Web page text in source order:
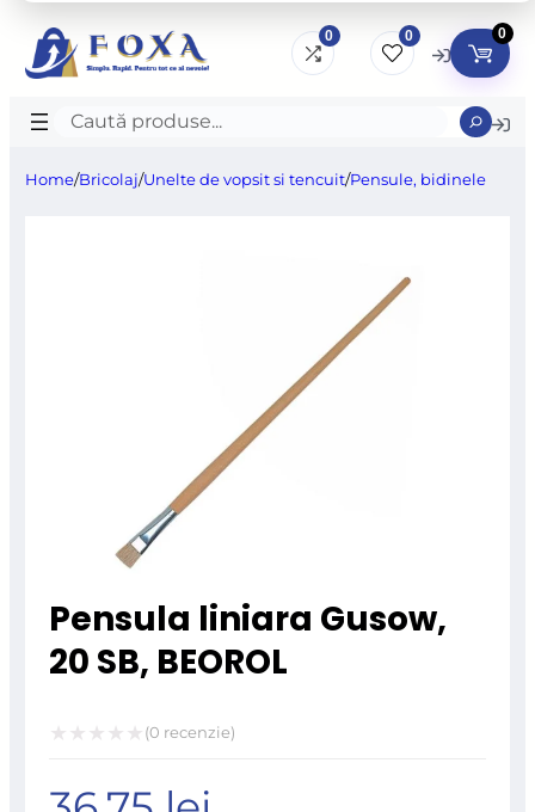
0 0 0
Caută
Home/Bricolaj/Unelte de vopsit si tencuit/Pensule, bidinele
Pensula liniara Gusow,
20 SB, BEOROL
la
(0 recenzie)